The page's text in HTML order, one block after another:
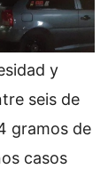
y
seis de
gramos de
casos